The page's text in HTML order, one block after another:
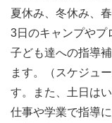
夏休み、冬休み、
3日のキャンプやプ
子ども達への指導
ます。（スケジュ
す。また、土日は
仕事や学業で指導